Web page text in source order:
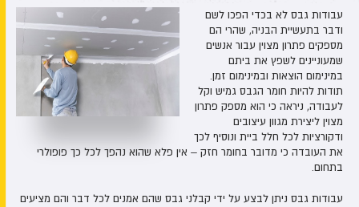
עבודות גבס לא בכדי הפכו לשם
ודבר בתעשיית הבניה, שהרי הם
מספקים פתרון מצוין עבור אנשים
שמעוניינים לשפץ את ביתם
במינימום הוצאות ובמינימום זמן.
תודות להיות חומר הגבס גמיש וקל
לעבודה, ניראה כי הוא מספק פתרון
מצוין ליצירת מגוון עיצובים
ודקורציות לכל חלל ביית ונוסיף לכך
את העובדה כי מדובר בחומר חזק – אין פלא שהוא נהפך לכל כך פופולרי
בתחום.
עבודות גבס ניתן לבצע על ידי קבלני גבס שהם אמנים לכל דבר והם מציעים